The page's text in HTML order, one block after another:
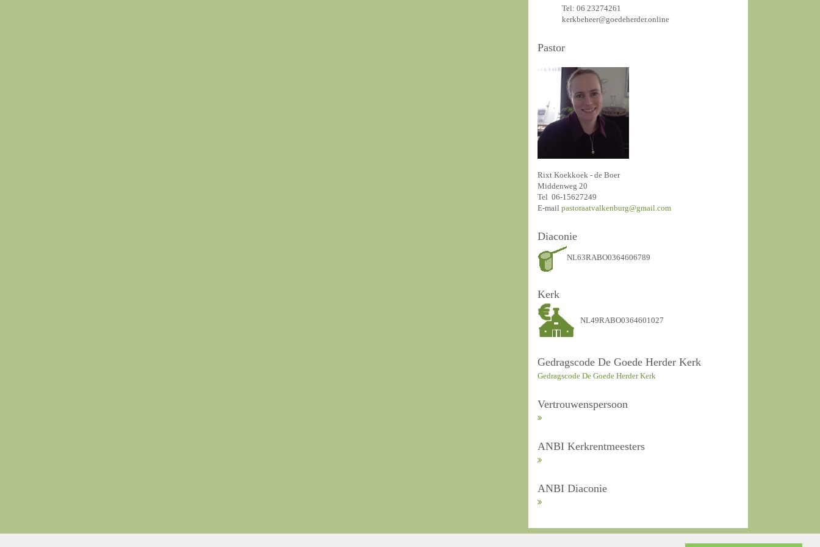
Tel: 06 23274261
kerkbeheer@goedeherder.online
Pastor
Rixt Koekkoek - de Boer
Middenweg 20
Tel 06-15627249
E-mailpastoraatvalkenburg@gmail.com
Diaconie
NL63RABO0364606789
Kerk
NL49RABO0364601027
Gedragscode De Goede Herder Kerk
Gedragscode De Goede Herder Kerk
Vertrouwenspersoon
ANBI Kerkrentmeesters
ANBI Diaconie